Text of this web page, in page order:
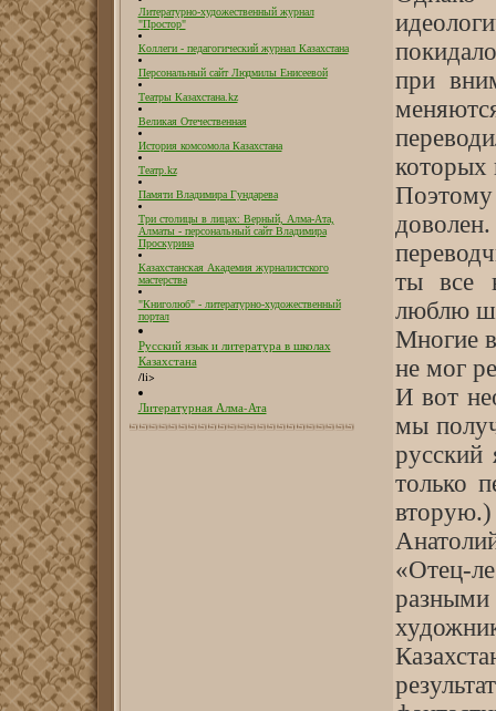
Литературно-художественный журнал
"Простор"
Коллеги - педагогический журнал Казахстана
Персональный сайт Людмилы Енисеевой
Театры Казахстана.kz
Великая Отечественная
История комсомола Казахстана
Театр.kz
Памяти Владимира Гундарева
Три столицы в лицах: Верный, Алма-Ата,
Алматы - персональный сайт Владимира
Проскурина
Казахстанская Академия журналистского
мастерства
"Книголюб" - литературно-художественный
портал
Русский язык и литература в школах
Казахстана
/li>
Литературная Алма-Ата
при
которых
ты все
люблю
Многие
не мог
И вот
мы
только
вторую.)
«Отец-